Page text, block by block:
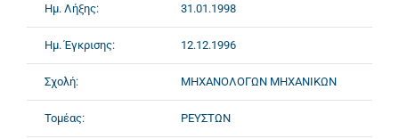
Ημ. Λήξης: 31.01.1998
Ημ. Έγκρισης: 12.12.1996
Σχολή: ΜΗΧΑΝΟΛΟΓΩΝ ΜΗΧΑΝΙΚΩΝ
Τομέας: ΡΕΥΣΤΩΝ